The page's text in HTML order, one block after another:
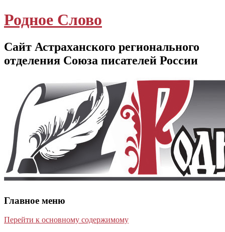
Родное Слово
Сайт Астраханского регионального
отделения Союза писателей России
Главное меню
Перейти к основному содержимому